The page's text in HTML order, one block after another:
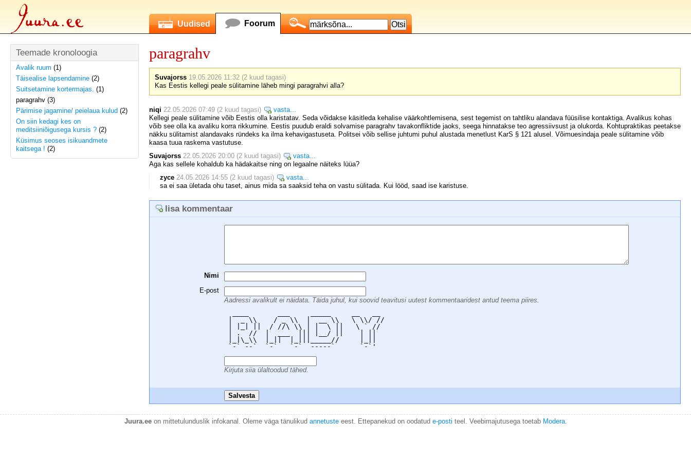
Uudised Foorum
Teemade kronoloogia
Avalik ruum (1)
Täisealise lapsendamine (2)
Suitsetamine kortermajas. (1)
paragrahv (3)
Pärimise jagamine/ peielaua kulud (2)
On siin kedagi kes on
meditsiiniõigusega kursis ? (2)
Küsimus seoses isikuandmete
kaitsega ! (2)
paragrahv
Suvajorss 19.05.2026 11:32 (2 kuud tagasi)
Kas Eestis kellegi peale sülitamine läheb mingi paragrahvi alla?
niqi 22.05.2026 07:49 (2 kuud tagasi)
vasta...
Kellegi peale sülitamine võib Eestis olla karistatav. Seda võidakse käsitleda kehalise väärkohtlemisena, sest tegemist on tahtliku alandava füüsilise kontaktiga. Avalikus kohas
võib see olla ka avaliku korra rikkumine. Eestis puudub eraldi solvamise paragrahv tavakonfliktide jaoks, seega hinnatakse teo agressiivsust ja olukorda. Kohtupraktikas peetakse
näkku sülitamist alandavaks ründeks ka ilma kehavigastuseta. Politsei võib sellise juhtumi puhul alustada menetlust KarS § 121 alusel. Võimuesindaja peale sülitamine võib
kaasa tuua raskema vastutuse.
Suvajorss 22.05.2026 20:00 (2 kuud tagasi)
vasta...
Aga kas sellele kohaldub ka hädakaitse ning on legaalne näiteks lüüa?
zyce 24.05.2026 14:55 (2 kuud tagasi)
vasta...
sa ei saa ületada ohu taset, ainus mida sa saaksid teha on vastu sülitada. Kui lööd, saad ise karistuse.
lisa kommentaar
Nimi
E-post
Aadressi avalikult ei näidata. Täida juhul, kui soovid teavitusi uutest kommentaaridest antud teema piires.
|  _ \\    / _ \\  |  __ \\   \ \\/ //
| |_| ||  / //\ \\ | |  \ ||   \ ` //
| .  //  |  ___  ||| |__/ ||    | ||
|_|\_\\  |_||  |_|||_____//     |_||
`-` --`  `-`   `-`  -----`      `-`'
Kirjuta siia ülaltoodud tähed.
Salvesta
Juura.eeon mittetulunduslik infokanal. Oleme väga tänulikud annetusteeest. Ettepanekud on oodatud e-posti teel. Veebimajutusega toetab Modera.